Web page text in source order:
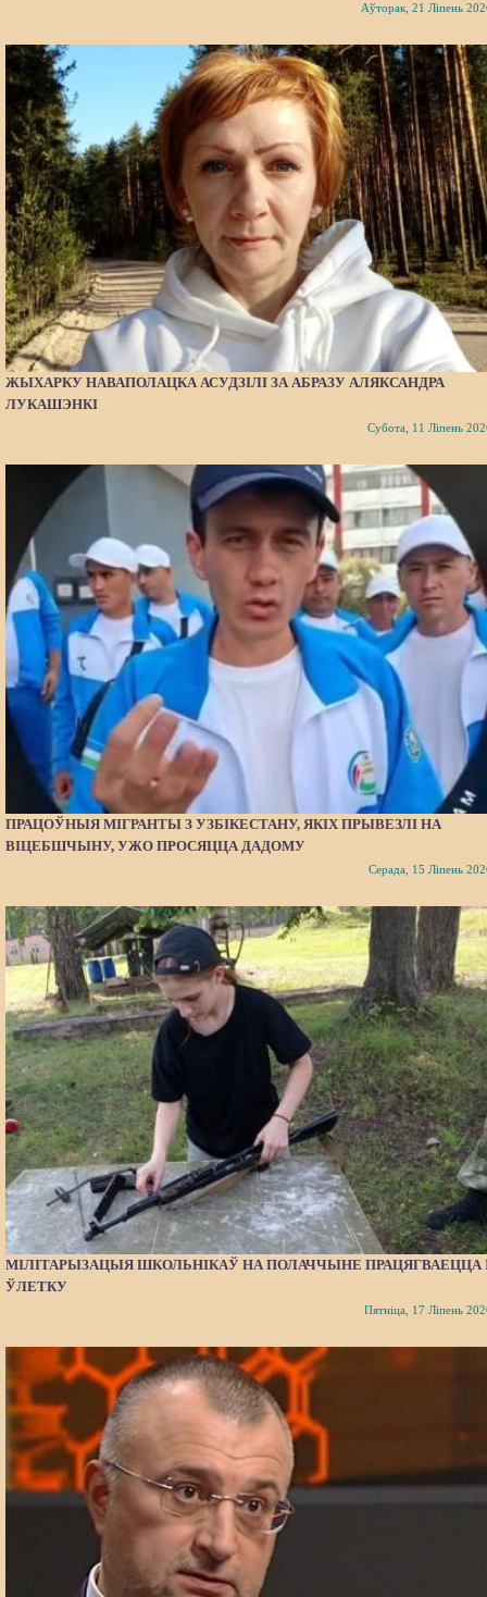
Аўторак, 21 Ліпень
ЖЫХАРКУ НАВАПОЛАЦКА АСУДЗІЛІ ЗА АБРАЗУ АЛЯКСАНДРА
ЛУКАШЭНКІ
Субота, 11 Ліпень
ПРАЦОЎНЫЯ МІГРАНТЫ З УЗБІКЕСТАНУ, ЯКІХ ПРЫВЕЗЛІ НА
ВІЦЕБШЧЫНУ, УЖО ПРОСЯЦЦА ДАДОМУ
Серада, 15 Ліпень
МІЛІТАРЫЗАЦЫЯ ШКОЛЬНІКАЎ НА ПОЛАЧЧЫНЕ ПРАЦЯГВАЕЦЦА
ЎЛЕТКУ
Пятніца, 17 Ліпень